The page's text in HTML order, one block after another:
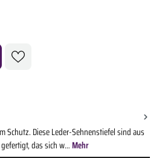
Wert ein oder benutze die Schaltflächen um die
Schutz. Diese Leder-Sehnenstiefel sind aus
das sich w…Mehr